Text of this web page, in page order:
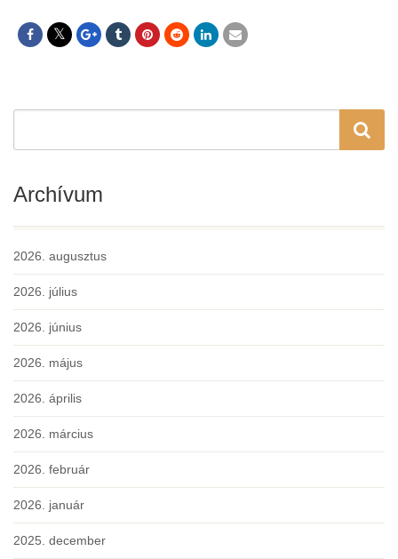
Archívum
2026. augusztus
2026. július
2026. június
2026. május
2026. április
2026. március
2026. február
2026. január
2025. december